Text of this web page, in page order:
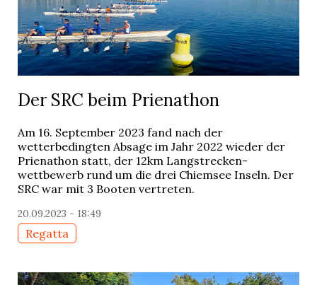
Der SRC beim Prienathon
Am 16. September 2023 fand nach der
wetterbedingten Absage im Jahr 2022 wieder der
Prienathon statt, der 12km Langstrecken-
wettbewerb rund um die drei Chiemsee Inseln. Der
SRC war mit 3 Booten vertreten.
20.09.2023 - 18:49
Regatta